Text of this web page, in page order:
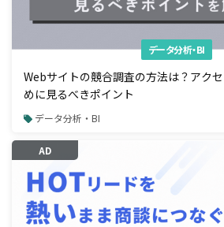
データ分析・BI
Webサイトの競合調査の方法は？アク
めに見るべきポイント
データ分析・BI
AD